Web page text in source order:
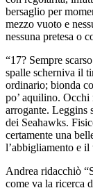
bersaglio per
mezzo vuoto e
nessuna pretesa o
“17? Sempre
spalle scherniva il
ordinario; bionda
po’ aquilino. Occhi
arrogante. Leggins
dei Seahawks.
certamente una
l’abbigliamento e
Andrea ridacchiò
come va la ricerca